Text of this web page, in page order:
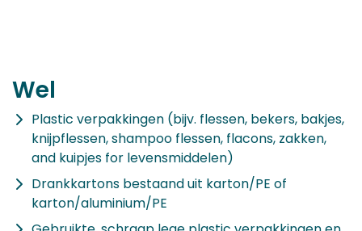
Wel
Plastic verpakkingen (bijv. flessen, bekers, bakjes,
knijpflessen, shampoo flessen, flacons, zakken,
and kuipjes for levensmiddelen)
Drankkartons bestaand uit karton/PE of
karton/aluminium/PE